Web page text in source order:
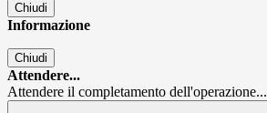
Chiudi
Informazione
Chiudi
Attendere...
Attendere il completamento dell'operazione...